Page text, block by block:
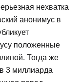
нехватка
анонимус в
положенные
Тогда же
3 миллиарда